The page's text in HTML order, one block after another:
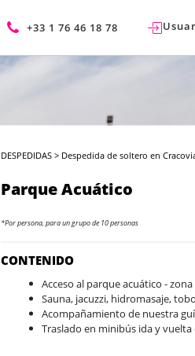
+33 1 76 46 18 78
DESPEDIDAS > Despedida de soltero en
Parque Acuático
*Por persona, para un grupo de 10 personas
CONTENIDO
Acceso al parque acuático -
Sauna, jacuzzi, hidromasaje,
Acompañamiento de nuestra
Traslado en minibús ida y